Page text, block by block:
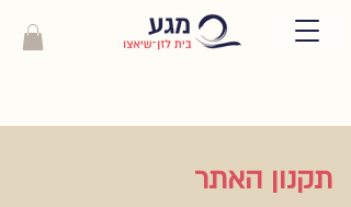
תקנון האתר